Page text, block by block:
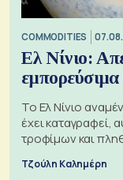
COMMODITIES
Ελ Νίνιο:
Το Ελ Νίνιο
έχει καταγραφεί,
τροφίμων και
Τζούλη Καλημέρη